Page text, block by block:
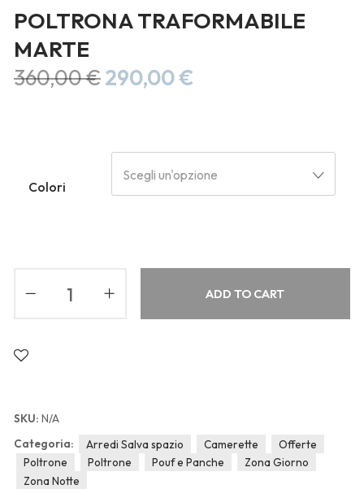
Meetups
POLTRONA TRAFORMABILE
MARTE
360,00€290,00€
Colori
Scegli un'opzione
ADD TO CART
SKU: N/A
Categoria:
Arredi Salva spazio Camerette
Offerte
Poltrone
Poltrone Pouf e Panche
Zona Giorno
Zona Notte